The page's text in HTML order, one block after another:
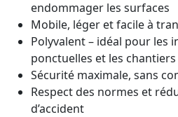
endommager les surfaces
Mobile, léger et facile à
Polyvalent – idéal pour les
ponctuelles et les chantiers
Sécurité maximale, sans
Respect des normes et
d’accident